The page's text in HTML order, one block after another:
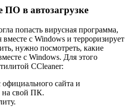
в автозагрузке
попасть вирусная программа,
вместе с Windows и терроризирует
нужно посмотреть, какие
с Windows. Для этого
CCleaner:
официального сайта и
на свой ПК.